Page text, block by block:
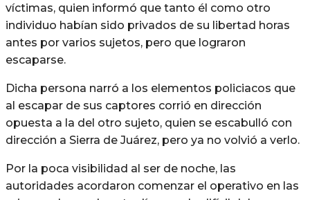
víctimas, quien informó que tanto él como otro
individuo habían sido privados de su libertad horas
antes por varios sujetos, pero que lograron
escaparse.
Dicha persona narró a los elementos policiacos que
al escapar de sus captores corrió en dirección
opuesta a la del otro sujeto, quien se escabulló con
dirección a Sierra de Juárez, pero ya no volvió a verlo.
Por la poca visibilidad al ser de noche, las
autoridades acordaron comenzar el operativo en las